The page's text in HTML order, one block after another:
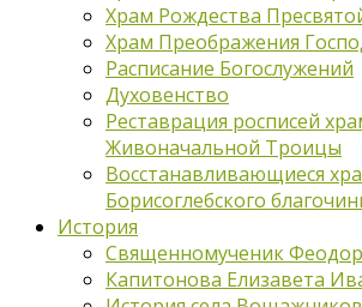
Храм Рождества
Храм Преображения
Расписание Богослужений
Духовенство
Реставрация росписей
Живоначальной Троицы
Восстанавливающиеся
Борисоглебского
История
Священномученик
Капитонова Елизавета